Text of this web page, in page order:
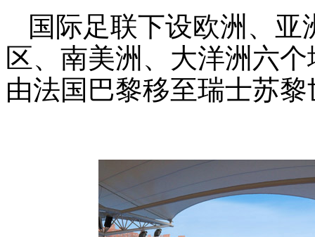
国际足联下设欧洲、
区、南美洲、大洋洲六
由法国巴黎移至瑞士苏黎